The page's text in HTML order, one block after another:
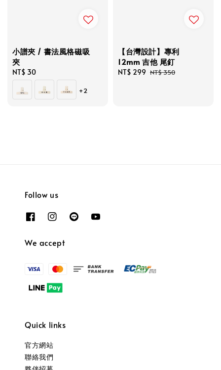
小譜夾 / 書法風格磁吸
夾
Regular
price
NT$ 30
+2
【台灣設計】專利
12mm 吉他 尾釘
Sale
NT$ 299 Regular
NT$ 350
Follow us
We accept
Quick links
官方網站
聯絡我們